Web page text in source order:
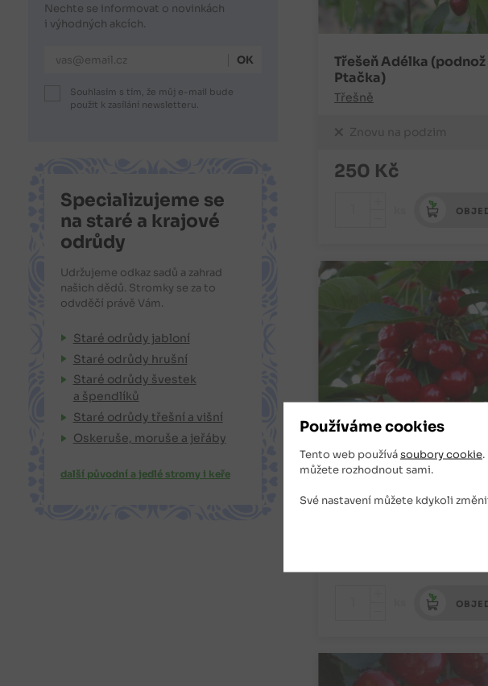
Používáme cookies
Tento web používásoubory cookie
můžete rozhodnout sami.
Své nastavení můžete kdykoli
Třešeň Adélka (podnož
Ptačka)
Třešně
Znovu na podzim
250 Kč
Třešeň Burlat (podnož
vysokokmen)
Nechte se informovat o novinkách
i výhodných akcích.
E-mailová adresa
Souhlasím s tím, že můj e-mail bude
použit k zasílání newsletteru.
Specializujeme se
na staré a krajové
odrůdy
Udržujeme odkaz sadů a zahrad
našich dědů. Stromky se za to
odvděčí právě Vám.
Staré odrůdy jabloní
Staré odrůdy hrušní
Staré odrůdy švestek
a špendlíků
Staré odrůdy třešní a višní
Oskeruše, moruše a jeřáby
další původní a jedlé stromy i keře